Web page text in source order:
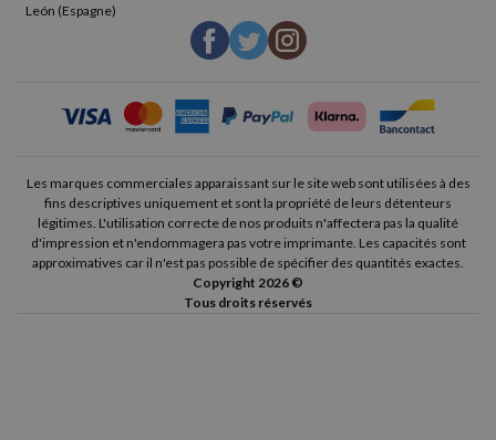
León (Espagne)
Les marques commerciales apparaissant sur le site web sont utilisées à des
fins descriptives uniquement et sont la propriété de leurs détenteurs
légitimes. L'utilisation correcte de nos produits n'affectera pas la qualité
d'impression et n'endommagera pas votre imprimante. Les capacités sont
approximatives car il n'est pas possible de spécifier des quantités exactes.
Copyright 2026 ©
Tous droits réservés